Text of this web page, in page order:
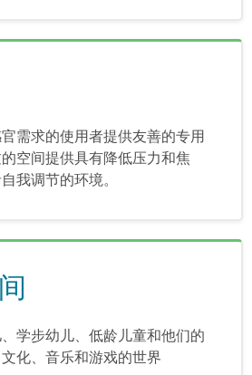
需求的使用者提供友善的专用
空间提供具有降低压力和焦
我调节的环境。
学步幼儿、低龄儿童和他们的
化、音乐和游戏的世界